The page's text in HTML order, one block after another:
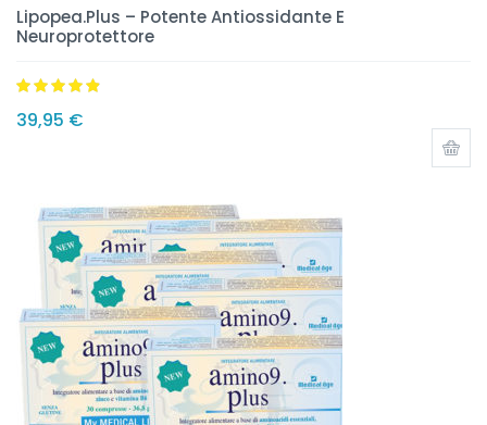
Lipopea.Plus – Potente Antiossidante E
Neuroprotettore
su 5
39,95 €